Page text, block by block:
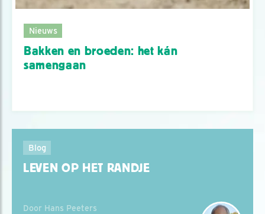
Nieuws
Bakken en broeden: het kán
samengaan
Blog
LEVEN OP HET RANDJE
Door Hans Peeters